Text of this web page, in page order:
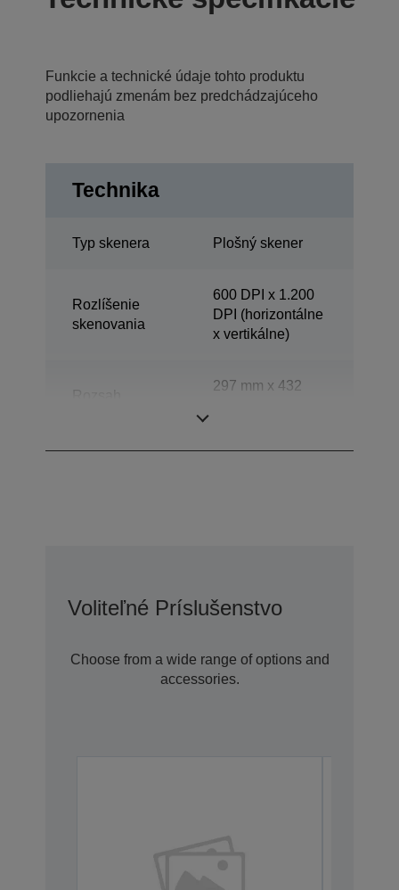
Funkcie a technické údaje tohto produktu
podliehajú zmenám bez predchádzajúceho
upozornenia
Technika
Typ skenera Plošný skener
Rozlíšenie
skenovania
600 DPI x 1.200
DPI (horizontálne
x vertikálne)
297 mm x 432
Voliteľné Príslušenstvo
Choose from a wide range of options and
accessories.